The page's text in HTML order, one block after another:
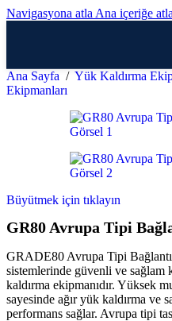
Navigasyona atla Ana içeriğe atla
Ana Sayfa / Yük Kaldırma
Ekipmanları
Büyütmek için tıklayın
GR80 Avrupa Tipi
GRADE80 Avrupa Tipi
sistemlerinde güvenli ve sağlam
kaldırma ekipmanıdır. Yüksek
sayesinde ağır yük kaldırma ve
performans sağlar. Avrupa tipi